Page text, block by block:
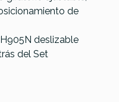
de
deslizable
del Set